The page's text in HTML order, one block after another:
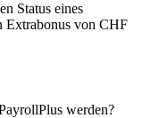
Status eines
Extrabonus von CHF
werden?